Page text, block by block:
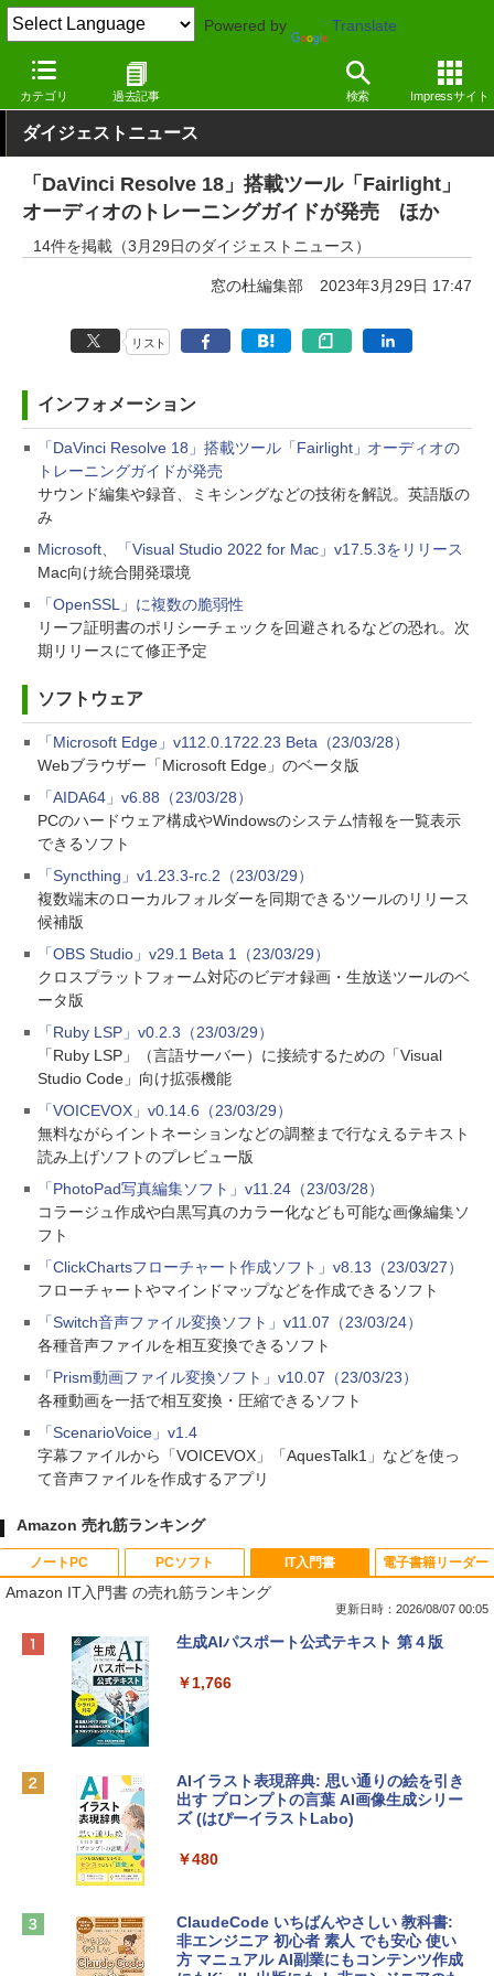
Powered by Translate
カテゴリ 過去記事 検索 Impressサイト
窓の杜 その他の話題 アップデート
ダイジェストニュース
「DaVinci Resolve 18」搭載ツール「Fairlight」
オーディオのトレーニングガイドが発売 ほか
14件を掲載（3月29日のダイジェストニュース）
窓の杜編集部 2023年3月29日 17:47
リスト
インフォメーション
「DaVinci Resolve 18」搭載ツール「Fairlight」オーディオの
トレーニングガイドが発売
サウンド編集や録音、ミキシングなどの技術を解説。英語版の
み
Microsoft、「Visual Studio 2022 for Mac」v17.5.3をリリース
Mac向け統合開発環境
「OpenSSL」に複数の脆弱性
リーフ証明書のポリシーチェックを回避されるなどの恐れ。次
期リリースにて修正予定
ソフトウェア
「Microsoft Edge」v112.0.1722.23 Beta（23/03/28）
Webブラウザー「Microsoft Edge」のベータ版
「AIDA64」v6.88（23/03/28）
PCのハードウェア構成やWindowsのシステム情報を一覧表示
できるソフト
「Syncthing」v1.23.3-rc.2（23/03/29）
複数端末のローカルフォルダーを同期できるツールのリリース
候補版
「OBS Studio」v29.1 Beta 1（23/03/29）
クロスプラットフォーム対応のビデオ録画・生放送ツールのベ
ータ版
「Ruby LSP」v0.2.3（23/03/29）
「Ruby LSP」（言語サーバー）に接続するための「Visual
Studio Code」向け拡張機能
「VOICEVOX」v0.14.6（23/03/29）
無料ながらイントネーションなどの調整まで行なえるテキスト
読み上げソフトのプレビュー版
「PhotoPad写真編集ソフト」v11.24（23/03/28）
コラージュ作成や白黒写真のカラー化なども可能な画像編集ソ
フト
「ClickChartsフローチャート作成ソフト」v8.13（23/03/27）
フローチャートやマインドマップなどを作成できるソフト
「Switch音声ファイル変換ソフト」v11.07（23/03/24）
各種音声ファイルを相互変換できるソフト
「Prism動画ファイル変換ソフト」v10.07（23/03/23）
各種動画を一括で相互変換・圧縮できるソフト
「ScenarioVoice」v1.4
字幕ファイルから「VOICEVOX」「AquesTalk1」などを使っ
て音声ファイルを作成するアプリ
Amazon 売れ筋ランキング
ノートPC
Apple 2026 MacBook Neo A18 Proチッ
e Intelligence、Liquid Retinaディスプ
￥162,598
tomtoc 360°保護 15.6 16インチ パソコ
￥2,952
PCソフト
Robloxギフトカード - 800 Robux 【限
インゲームコード】 ロブロックス | オン
Robloxギフトカード - 2,000 Robux 【限
定バーチャルアイテムを含む】 【オンラ
ラインコード版
Microsoft Office Home & Business 202
IT入門書
Amazon IT入門書 の売れ筋ランキング
更新日時：2026/08/07 00:05
生成AIパスポート公式テキスト 第４版
￥1,766
AIイラスト表現辞典: 思い通りの絵を引き
出す プロンプトの言葉 AI画像生成シリー
ズ (はぴーイラストLabo)
￥480
ClaudeCode いちばんやさしい 教科書:
非エンジニア 初心者 素人 でも安心 使い
方 マニュアル AI副業にもコンテンツ作成
電子書籍リーダー